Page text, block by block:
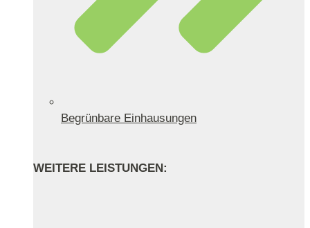
Begrünbare Einhausungen
WEITERE LEISTUNGEN: